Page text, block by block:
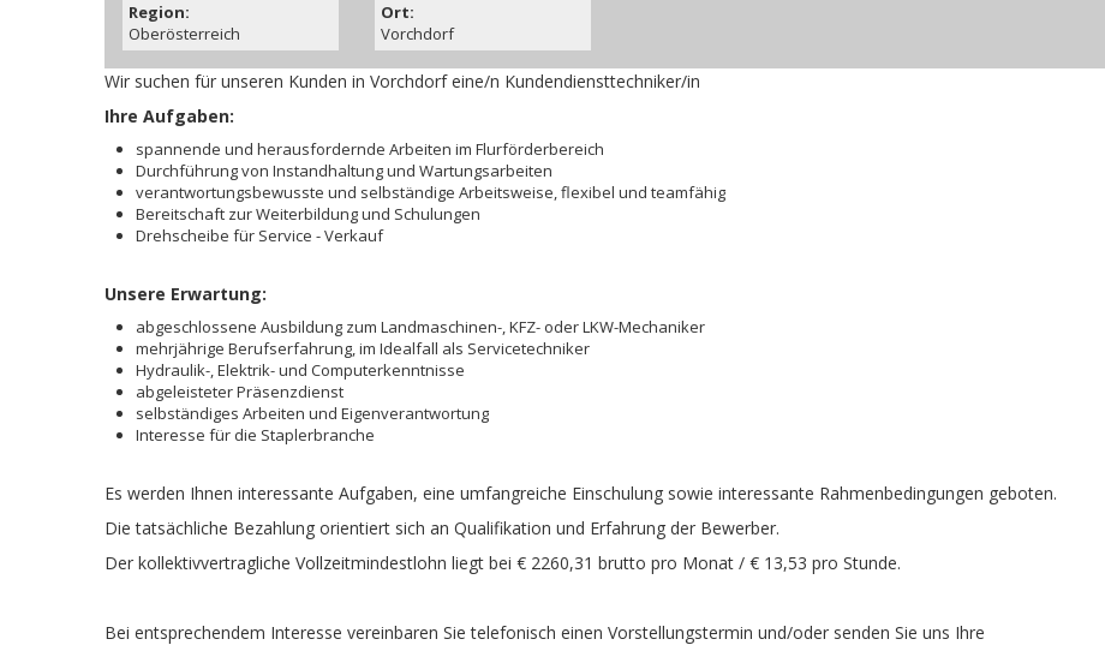
Region:
Oberösterreich
Ort:
Vorchdorf
Wir suchen für unseren Kunden in Vorchdorf eine/n Kundendiensttechniker/in
Ihre Aufgaben:
spannende und herausfordernde Arbeiten im Flurförderbereich
Durchführung von Instandhaltung und Wartungsarbeiten
verantwortungsbewusste und selbständige Arbeitsweise, flexibel und teamfähig
Bereitschaft zur Weiterbildung und Schulungen
Drehscheibe für Service - Verkauf
Unsere Erwartung:
abgeschlossene Ausbildung zum Landmaschinen-, KFZ- oder LKW-Mechaniker
mehrjährige Berufserfahrung, im Idealfall als Servicetechniker
Hydraulik-, Elektrik- und Computerkenntnisse
abgeleisteter Präsenzdienst
selbständiges Arbeiten und Eigenverantwortung
Interesse für die Staplerbranche
Es werden Ihnen interessante Aufgaben, eine umfangreiche Einschulung sowie interessante Rahmenbedingungen geboten.
Die tatsächliche Bezahlung orientiert sich an Qualifikation und Erfahrung der Bewerber.
Der kollektivvertragliche Vollzeitmindestlohn liegt bei € 2260,31 brutto pro Monat / € 13,53 pro Stunde.
Bei entsprechendem Interesse vereinbaren Sie telefonisch einen Vorstellungstermin und/oder senden Sie uns Ihre